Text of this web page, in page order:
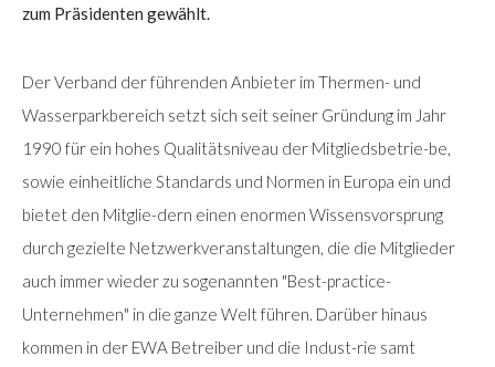
zum Präsidenten gewählt.
Der Verband der führenden Anbieter im Thermen- und
Wasserparkbereich setzt sich seit seiner Gründung im Jahr
1990 für ein hohes Qualitätsniveau der Mitgliedsbetrie-be,
sowie einheitliche Standards und Normen in Europa ein und
bietet den Mitglie-dern einen enormen Wissensvorsprung
durch gezielte Netzwerkveranstaltungen, die die Mitglieder
auch immer wieder zu sogenannten "Best-practice-
Unternehmen" in die ganze Welt führen. Darüber hinaus
kommen in der EWA Betreiber und die Indust-rie samt